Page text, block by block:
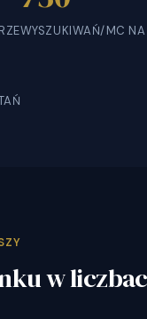
WYSZUKIWAŃ/MC
w